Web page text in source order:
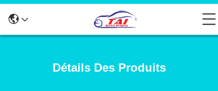
Détails Des Produits